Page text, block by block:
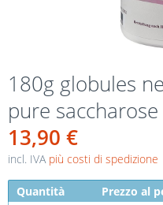
180g globules
pure saccharose
13,90 €
incl. IVA più costi di spedizione
Quantità Prezzo al